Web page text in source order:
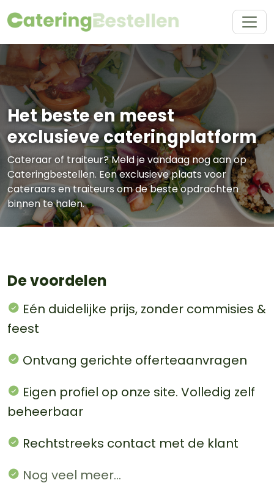
Het beste en meest
exclusieve cateringplatform
Cateraar of traiteur? Meld je vandaag nog aan op
Cateringbestellen. Een exclusieve plaats voor
cateraars en traiteurs om de beste opdrachten
binnen te halen.
De voordelen
Eén duidelijke prijs, zonder commisies &
feest
Ontvang gerichte offerteaanvragen
Eigen profiel op onze site. Volledig zelf
beheerbaar
Rechtstreeks contact met de klant
Nog veel meer...